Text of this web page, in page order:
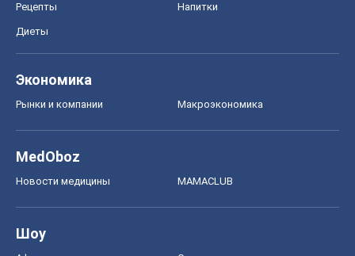
Рецепты Напитки
Диеты
Экономика
Рынки и компании Mакроэкономика
MedOboz
Новости медицины MAMACLUB
Шоу